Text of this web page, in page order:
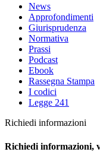
News
Approfondimenti
Giurisprudenza
Normativa
Prassi
Podcast
Ebook
Rassegna Stampa
I codici
Legge 241
Richiedi informazioni
Richiedi informazioni,